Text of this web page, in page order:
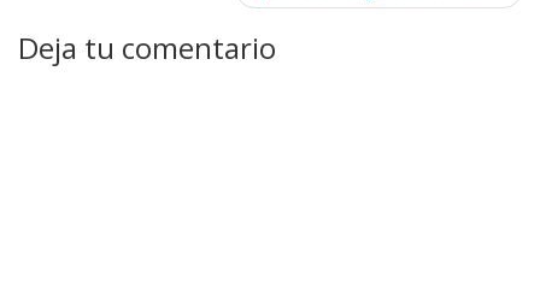
entradas
Deja tu comentario